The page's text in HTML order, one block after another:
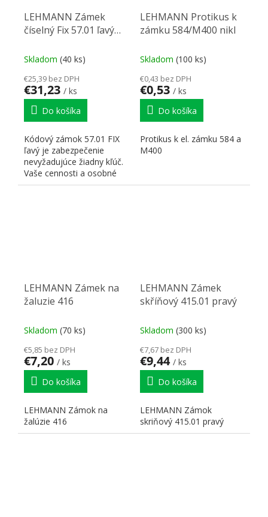
LEHMANN Zámek
číselný Fix 57.01 ľavý
Skladom (40 ks)
€25,39 bez DPH
€31,23 / ks
Do košíka
Kódový zámok 57.01 FIX
ľavý je zabezpečenie
nevyžadujúce žiadny kľúč.
Vaše cennosti a osobné
veci sú v bezpečí a...
LEHMANN Protikus k
zámku 584/M400 nikl
Skladom (100 ks)
€0,43 bez DPH
€0,53 / ks
Do košíka
Protikus k el. zámku 584 a
M400
LEHMANN Zámek na
žaluzie 416
Skladom (70 ks)
€5,85 bez DPH
€7,20 / ks
Do košíka
LEHMANN Zámok na
žalúzie 416
LEHMANN Zámek
skříňový 415.01 pravý
Skladom (300 ks)
€7,67 bez DPH
€9,44 / ks
Do košíka
LEHMANN Zámok
skriňový 415.01 pravý